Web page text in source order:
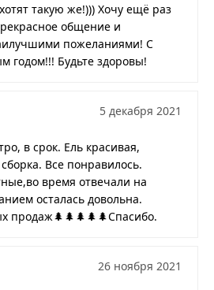
такую же!))) Хочу ещё раз
общение и
пожеланиями! С
годом!!! Будьте здоровы!
5 декабря 2021
в срок. Ель красивая,
Все понравилось.
время отвечали на
осталась довольна.
продаж🌲🌲🌲🌲🌲Спасибо.
26 ноября 2021